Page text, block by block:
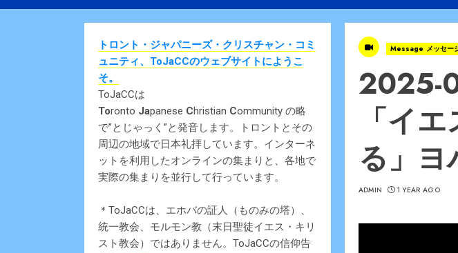
Message メッセー
2025-
「イ
る」ヨ
ADMIN 1 YEAR AGO
トロント・ジャパニーズ・クリスチャン・コミ
ュニティ、ToJaCCのウェブサイトにようこ
そ。
ToJaCCは
Toronto Japanese Christian Community の略
で”とじゃっく”と発音します。トロントとその
周辺の地域で日本礼拝しています。インターネ
ットを利用したオンラインの集まりと、各地で
実際の集まりを並行して行っています。
＊ToJaCCは、エホバの証人（ものみの塔）、
統一教会、モルモン教（末日聖徒イエス・キリ
スト教会）ではありません。ToJaCCの信仰告